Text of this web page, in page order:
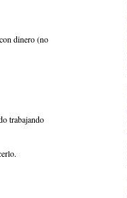
dinero (no
trabajando